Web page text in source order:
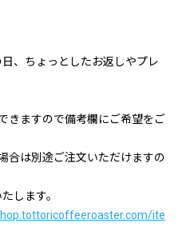
、ちょっとしたお返しやプレ
きますので備考欄にご希望をご
合は別途ご注文いただけますの
します。
ite